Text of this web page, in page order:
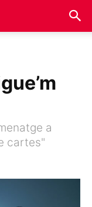
a
cartes"